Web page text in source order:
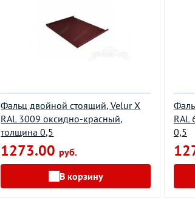
Фальц двойной стоящий, Velur X
RAL 3009 оксидно-красный,
толщина 0,5
1273.00руб.
В корзину
RAL
0,5